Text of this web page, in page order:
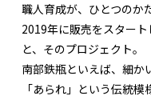
職人育成が、ひとつのか
2019年に販売をスター
と、そのプロジェクト。
南部鉄瓶といえば、細か
「あられ」という伝統模